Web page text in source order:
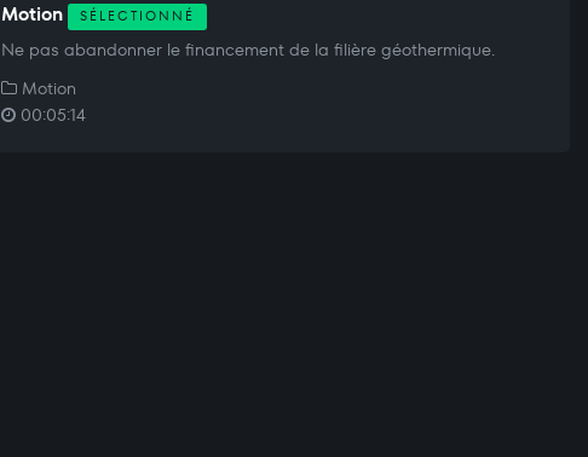
Motion SÉLECTIONNÉ
Ne pas abandonner le financement de la filière géothermique.
Motion
00:05:14